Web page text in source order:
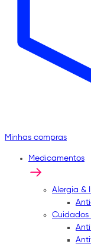
Minhas compras
Medicamentos
Alergia &
Cuidados